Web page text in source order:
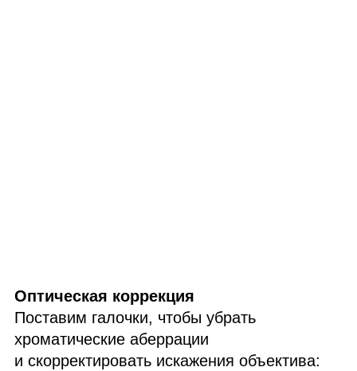
Оптическая коррекция
Поставим галочки, чтобы убрать
хроматические аберрации
и скорректировать искажения объектива: